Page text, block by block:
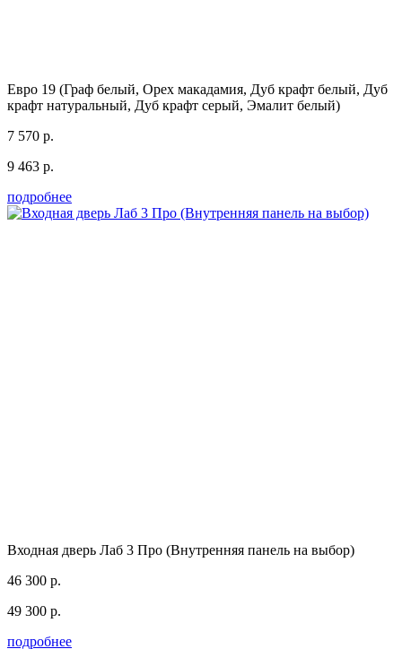
Евро 19 (Граф белый, Орех макадамия, Дуб крафт белый, Дуб
крафт натуральный, Дуб крафт серый, Эмалит белый)
7 570 р.
9 463 р.
подробнее
Входная дверь Лаб 3 Про (Внутренняя панель на выбор)
46 300 р.
49 300 р.
подробнее